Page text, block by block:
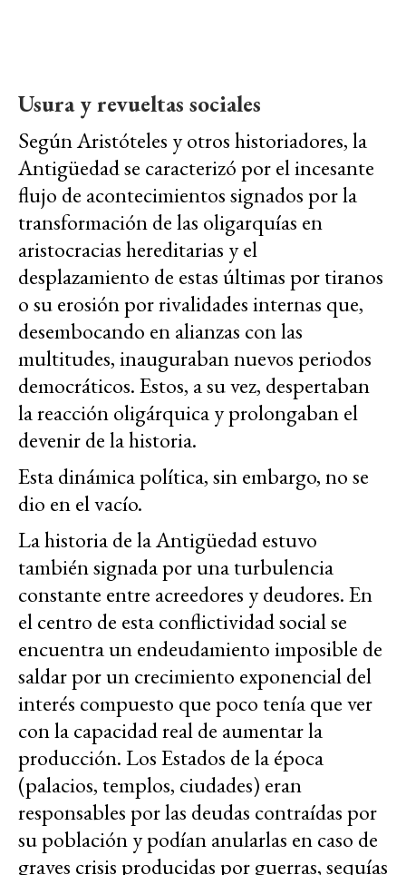
Usura y revueltas sociales
Según Aristóteles y otros historiadores, la
Antigüedad se caracterizó por el incesante
flujo de acontecimientos signados por la
transformación de las oligarquías en
aristocracias hereditarias y el
desplazamiento de estas últimas por tiranos
o su erosión por rivalidades internas que,
desembocando en alianzas con las
multitudes, inauguraban nuevos periodos
democráticos. Estos, a su vez, despertaban
la reacción oligárquica y prolongaban el
devenir de la historia.
Esta dinámica política, sin embargo, no se
dio en el vacío.
La historia de la Antigüedad estuvo
también signada por una turbulencia
constante entre acreedores y deudores. En
el centro de esta conflictividad social se
encuentra un endeudamiento imposible de
saldar por un crecimiento exponencial del
interés compuesto que poco tenía que ver
con la capacidad real de aumentar la
producción. Los Estados de la época
(palacios, templos, ciudades) eran
responsables por las deudas contraídas por
su población y podían anularlas en caso de
graves crisis producidas por guerras, sequías